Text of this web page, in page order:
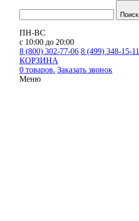
Поиск
ПН-ВС
с 10:00 до 20:00
8 (800) 302-77-06 8 (499) 348-15-11
КОРЗИНА
0 товаров. Заказать звонок
Меню